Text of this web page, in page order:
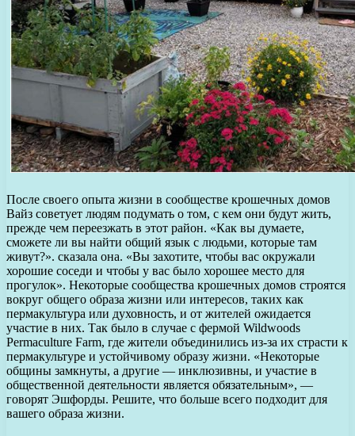
После своего опыта жизни в сообществе крошечных домов
Вайз советует людям подумать о том, с кем они будут жить,
прежде чем переезжать в этот район. «Как вы думаете,
сможете ли вы найти общий язык с людьми, которые там
живут?». сказала она. «Вы захотите, чтобы вас окружали
хорошие соседи и чтобы у вас было хорошее место для
прогулок». Некоторые сообщества крошечных домов строятся
вокруг общего образа жизни или интересов, таких как
пермакультура или духовность, и от жителей ожидается
участие в них. Так было в случае с фермой Wildwoods
Permaculture Farm, где жители объединились из-за их страсти к
пермакультуре и устойчивому образу жизни. «Некоторые
общины замкнуты, а другие — инклюзивны, и участие в
общественной деятельности является обязательным», —
говорят Эшфорды. Решите, что больше всего подходит для
вашего образа жизни.